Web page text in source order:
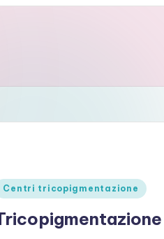
Centri tricopigmentazione